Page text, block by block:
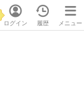
ログイン 履歴 メニュー